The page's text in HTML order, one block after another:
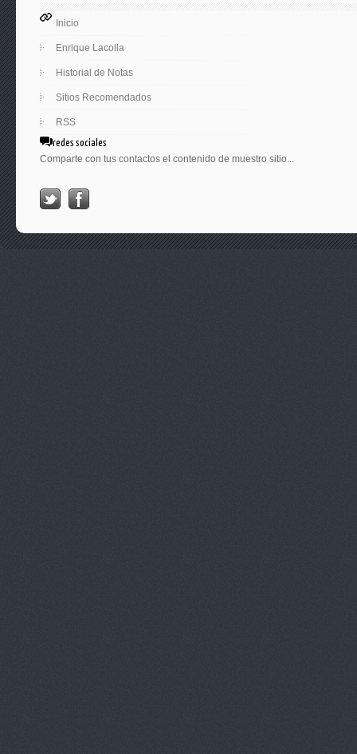
Inicio
Enrique Lacolla
Historial de Notas
Sitios Recomendados
RSS
redes sociales
Comparte con tus contactos el contenido de muestro sitio...